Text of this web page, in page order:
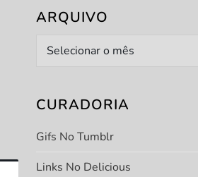
ARQUIVO
Arquivo
CURADORIA
Gifs No Tumblr
Links No Delicious